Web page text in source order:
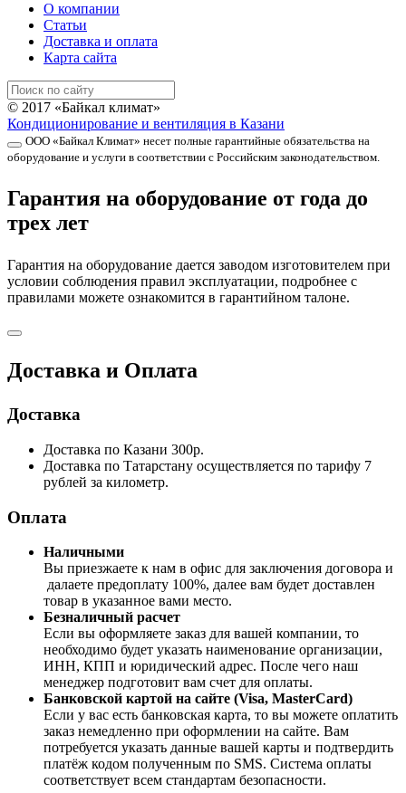
О компании
Статьи
Доставка и оплата
Карта сайта
© 2017 «Байкал климат»
Кондиционирование и вентиляция в Казани
ООО «Байкал Климат» несет полные гарантийные обязательства на
оборудование и услуги в соответствии с Российским законодательством.
Гарантия на оборудование от года до
трех лет
Гарантия на оборудование дается заводом изготовителем при
условии соблюдения правил эксплуатации, подробнее с
правилами можете ознакомится в гарантийном талоне.
Доставка и Оплата
Доставка
Доставка по Казани 300р.
Доставка по Татарстану осуществляется по тарифу 7
рублей за километр.
Оплата
Наличными
Вы приезжаете к нам в офис для заключения договора и
далаете предоплату 100%, далее вам будет доставлен
товар в указанное вами место.
Безналичный расчет
Если вы оформляете заказ для вашей компании, то
необходимо будет указать наименование организации,
ИНН, КПП и юридический адрес. После чего наш
менеджер подготовит вам счет для оплаты.
Банковской картой на сайте (Visa, MasterCard)
Если у вас есть банковская карта, то вы можете оплатить
заказ немедленно при оформлении на сайте. Вам
потребуется указать данные вашей карты и подтвердить
платёж кодом полученным по SMS. Система оплаты
соответствует всем стандартам безопасности.